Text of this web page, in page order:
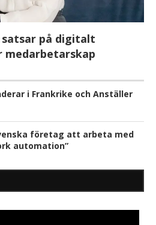
på digitalt
medarbetarskap
i Frankrike och Anställer
företag att arbeta med
automation”